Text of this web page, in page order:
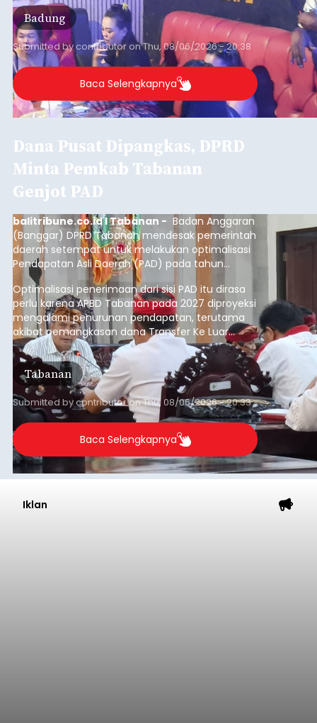
Badung
Submitted bycontributoronThu, 08/06/2026 - 20:38
Baca Selengkapnya
Dana Pusat Dipangkas, DPRD
Minta Pemkab Tabanan
Genjot PAD
balitribune.co.id I Tabanan - Badan Anggaran
(Banggar) DPRD Tabanan mendesak pemerintah
daerah setempat untuk melakukan optimalisasi
Pendapatan Asli Daerah (PAD) pada tahun
anggaran 2027.
Optimalisasi penerimaan dari sisi PAD itu dirasa
perlu karena APBD Tabanan pada 2027 diproyeksi
mengalami penurunan pendapatan, terutama
akibat pemangkasan dana Transfer Ke Luar
Daerah (TKD) dari pemerintah pusat.
Tabanan
Submitted bycontributoronThu, 08/06/2026 - 20:33
Baca Selengkapnya
Iklan